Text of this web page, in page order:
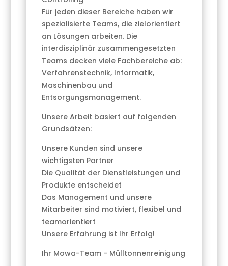
Für jeden dieser Bereiche haben wir
spezialisierte Teams, die zielorientiert
an Lösungen arbeiten. Die
interdisziplinär zusammengesetzten
Teams decken viele Fachbereiche ab:
Verfahrenstechnik, Informatik,
Maschinenbau und
Entsorgungsmanagement.
Unsere Arbeit basiert auf folgenden
Grundsätzen:
Unsere Kunden sind unsere
wichtigsten Partner
Die Qualität der Dienstleistungen und
Produkte entscheidet
Das Management und unsere
Mitarbeiter sind motiviert, flexibel und
teamorientiert
Unsere Erfahrung ist Ihr Erfolg!
Ihr Mowa-Team - Mülltonnenreinigung